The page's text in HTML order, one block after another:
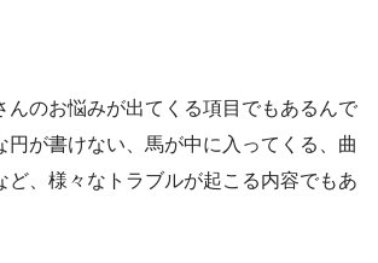
んのお悩みが出てくる項目でもあるんで
円が書けない、馬が中に入ってくる、曲
ど、様々なトラブルが起こる内容でもあ